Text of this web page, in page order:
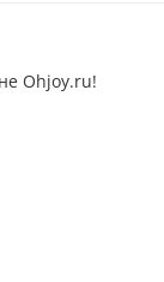
Ohjoy.ru!